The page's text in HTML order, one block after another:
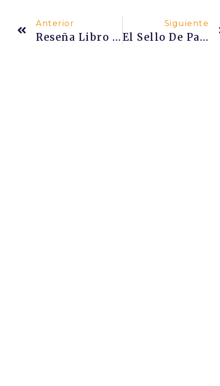
Anterior
Reseña Libro “Historia Del Yoga” De Alistair Shearer
Siguiente
El Sello De Pashupati